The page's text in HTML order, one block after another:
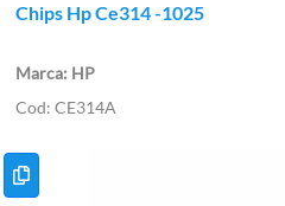
Chips Hp Ce314 -1025
HP
CE314A